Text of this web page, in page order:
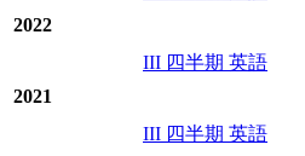
2022
III 四半期 英語
2021
III 四半期 英語